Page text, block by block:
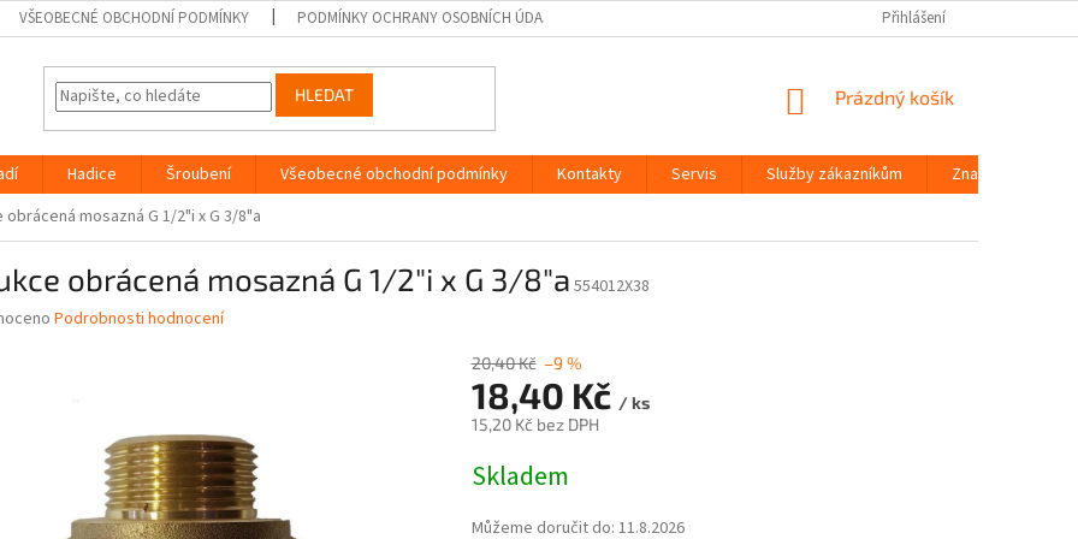
VŠEOBECNÉ OBCHODNÍ PODMÍNKY PODMÍNKY OCHRANY OSOBNÍCH ÚDAJŮ Přihlášení
HLEDAT
NÁKUPNÍ
Prázdný košík
Hadice Šroubení Všeobecné obchodní podmínky Kontakty Servis Služby zákazníkům
Značky
obrácená mosazná G 1/2"i x G 3/8"a
obrácená mosazná G 1/2"i x G 3/8"a 554012X38
Podrobnosti hodnocení
20,40 Kč –9 %
18,40 Kč / ks
15,20 Kč bez DPH
cena:
Skladem
Můžeme doručit do: 11.8.2026